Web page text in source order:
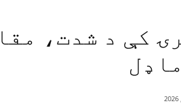
کې د شدت،